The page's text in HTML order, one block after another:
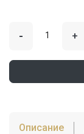
- +
Описание